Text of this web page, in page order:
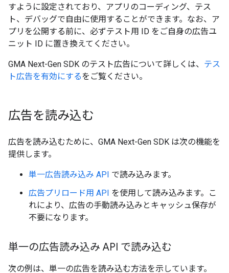
すように設定されており、アプリのコーディング、テス
ト、デバッグで自由に使用することができます。なお、ア
プリを公開する前に、必ずテスト用 ID をご自身の広告ユ
ニット ID に置き換えてください。
GMA Next-Gen SDK のテスト広告について詳しくは、 テス
ト広告を有効にするをご覧ください。
広告を読み込む
広告を読み込むために、 GMA Next-Gen SDK は次の機能を
提供します。
単一広告読み込み API で読み込みます。
広告プリロード用 API を使用して読み込みます。こ
れにより、広告の手動読み込みとキャッシュ保存が
不要になります。
単一の広告読み込み API で読み込む
次の例は、単一の広告を読み込む方法を示しています。